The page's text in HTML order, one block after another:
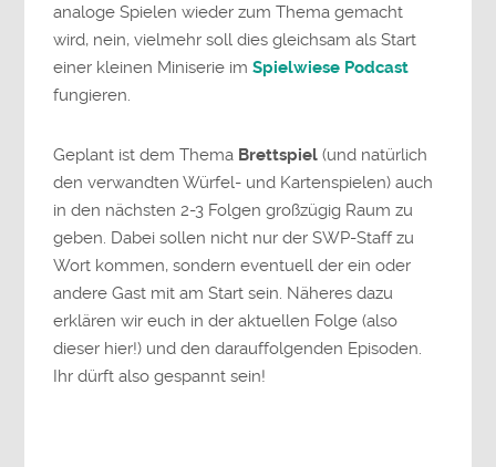
analoge Spielen wieder zum Thema gemacht
wird, nein, vielmehr soll dies gleichsam als Start
einer kleinen Miniserie imSpielwiese Podcast
fungieren.
Geplant ist dem Thema Brettspiel (und natürlich
den verwandten Würfel- und Kartenspielen) auch
in den nächsten 2-3 Folgen großzügig Raum zu
geben. Dabei sollen nicht nur der SWP-Staff zu
Wort kommen, sondern eventuell der ein oder
andere Gast mit am Start sein. Näheres dazu
erklären wir euch in der aktuellen Folge (also
dieser hier!) und den darauffolgenden Episoden.
Ihr dürft also gespannt sein!